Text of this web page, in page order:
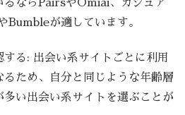
るならPairsやOmiai、カジュア
が適しています。
る: 出会い系サイトごとに利用
ため、自分と同じような年齢層
い出会い系サイトを選ぶことが